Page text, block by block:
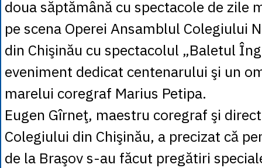
doua săptămână cu spectacole de zile
pe scena Operei Ansamblul Colegiului
din Chişinău cu spectacolul „Baletul
eveniment dedicat centenarului şi un
marelui coregraf Marius Petipa.
Eugen Gîrneţ, maestru coregraf şi
Colegiului din Chişinău, a precizat că
de la Braşov s-au făcut pregătiri